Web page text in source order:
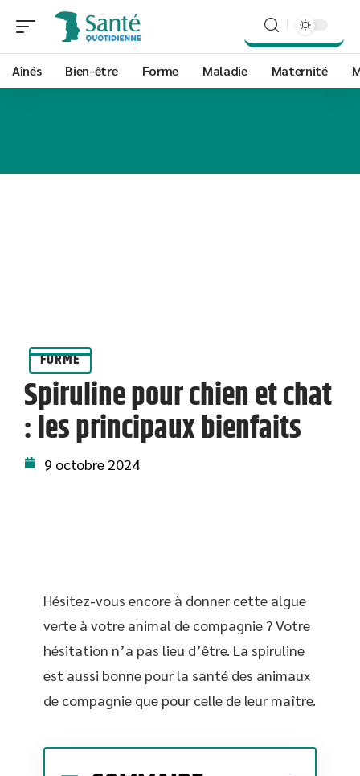
Aînés Bien-être Forme Maladie Maternité
FORME
Spiruline pour chien et chat
: les principaux bienfaits
9 octobre 2024
Hésitez-vous encore à donner cette algue
verte à votre animal de compagnie ? Votre
hésitation n’a pas lieu d’être. La spiruline
est aussi bonne pour la santé des animaux
de compagnie que pour celle de leur maître.